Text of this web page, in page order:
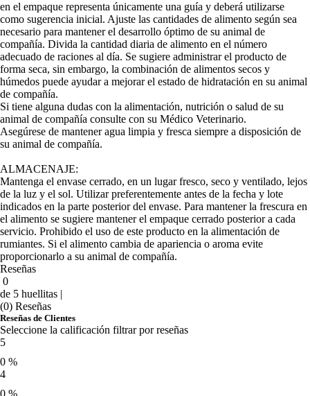
en el empaque representa únicamente una guía y deberá utilizarse
como sugerencia inicial. Ajuste las cantidades de alimento según sea
necesario para mantener el desarrollo óptimo de su animal de
compañía. Divida la cantidad diaria de alimento en el número
adecuado de raciones al día. Se sugiere administrar el producto de
forma seca, sin embargo, la combinación de alimentos secos y
húmedos puede ayudar a mejorar el estado de hidratación en su animal
de compañía.
Si tiene alguna dudas con la alimentación, nutrición o salud de su
animal de compañía consulte con su Médico Veterinario.
Asegúrese de mantener agua limpia y fresca siempre a disposición de
su animal de compañía.
ALMACENAJE:
Mantenga el envase cerrado, en un lugar fresco, seco y ventilado, lejos
de la luz y el sol. Utilizar preferentemente antes de la fecha y lote
indicados en la parte posterior del envase. Para mantener la frescura en
el alimento se sugiere mantener el empaque cerrado posterior a cada
servicio. Prohibido el uso de este producto en la alimentación de
rumiantes. Si el alimento cambia de apariencia o aroma evite
proporcionarlo a su animal de compañía.
Reseñas
0
de 5 huellitas |
(0) Reseñas
Reseñas de Clientes
Seleccione la calificación filtrar por reseñas
5
0 %
4
0 %